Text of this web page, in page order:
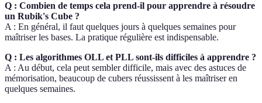
Q : Combien de temps cela prend-il pour apprendre à résoudre
un Rubik's Cube ?
A : En général, il faut quelques jours à quelques semaines pour
maîtriser les bases. La pratique régulière est indispensable.
Q : Les algorithmes OLL et PLL sont-ils difficiles à apprendre ?
A : Au début, cela peut sembler difficile, mais avec des astuces de
mémorisation, beaucoup de cubers réussissent à les maîtriser en
quelques semaines.